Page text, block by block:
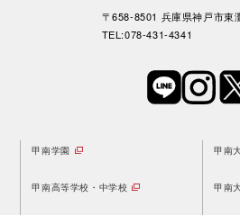
〒658-8501 兵庫県神戸市東
TEL:078-431-4341
甲南学園
甲南高等学校・中学校
甲南
甲南